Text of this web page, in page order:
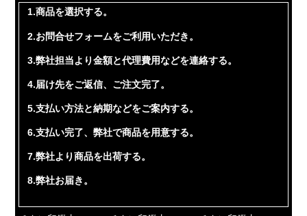
1.商品を選択する。
2.お問合せフォームをご利用いただき。
3.弊社担当より金額と代理費用などを連絡する。
4.届け先をご返信、ご注文完了。
5.支払い方法と納期などをご案内する。
6.支払い完了、弊社で商品を用意する。
7.弊社より商品を出荷する。
8.弊社お届き。